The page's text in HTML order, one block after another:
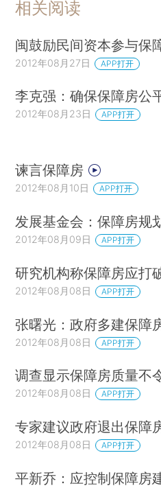
相关阅读
闽鼓励民间资本参与保
2012年08月27日 APP打开
李克强：确保保障房公
2012年08月23日 APP打开
谏言保障房
2012年08月10日 APP打开
发展基金会：保障房规
2012年08月09日 APP打开
研究机构称保障房应打
2012年08月08日 APP打开
张曙光：政府多建保障
2012年08月08日 APP打开
调查显示保障房质量不
2012年08月08日 APP打开
专家建议政府退出保障
2012年08月08日 APP打开
平新乔：应控制保障房